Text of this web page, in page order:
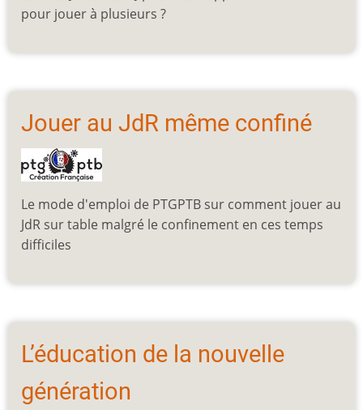
pour jouer à plusieurs ?
Jouer au JdR même confiné
Le mode d'emploi de PTGPTB sur comment jouer au
JdR sur table malgré le confinement en ces temps
difficiles
L’éducation de la nouvelle
génération